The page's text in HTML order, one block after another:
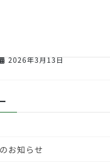
2026年3月13日
お知らせ